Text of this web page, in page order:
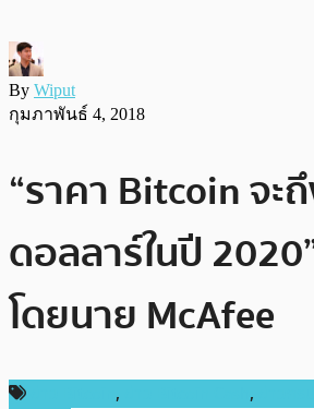
By Wiput
กุมภาพันธ์ 4, 2018
“ราคา Bitcoin จะ
ดอลลาร์ในปี
โดยนาย McAfee
, ,